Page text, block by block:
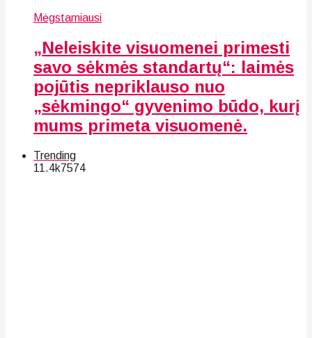
Mėgstamiausi
„Neleiskite visuomenei primesti
savo sėkmės standartų“: laimės
pojūtis nepriklauso nuo
„sėkmingo“ gyvenimo būdo, kurį
mums primeta visuomenė.
Trending
11.4k7574